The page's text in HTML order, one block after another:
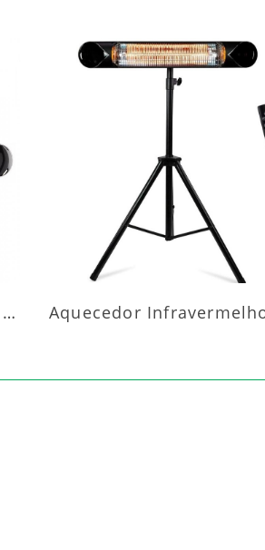
Aquecedor Infravermelho Parede
MAIS INFORMAÇÕES